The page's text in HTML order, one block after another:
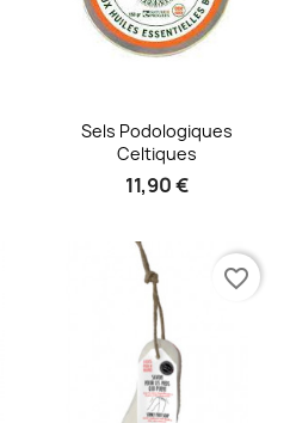
Aperçu rapide
Sels Podologiques
Celtiques
11,90 €
favorite_border